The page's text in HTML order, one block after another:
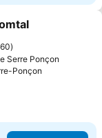
favoritos
Serre Ponçon
Ponçon